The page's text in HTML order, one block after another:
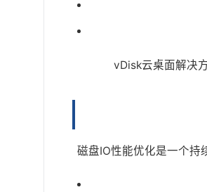
vDisk云桌面解决
磁盘IO性能优化是一个持